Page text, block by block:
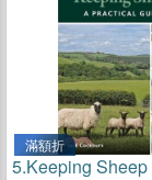
滿額折
5.Keeping Sheep